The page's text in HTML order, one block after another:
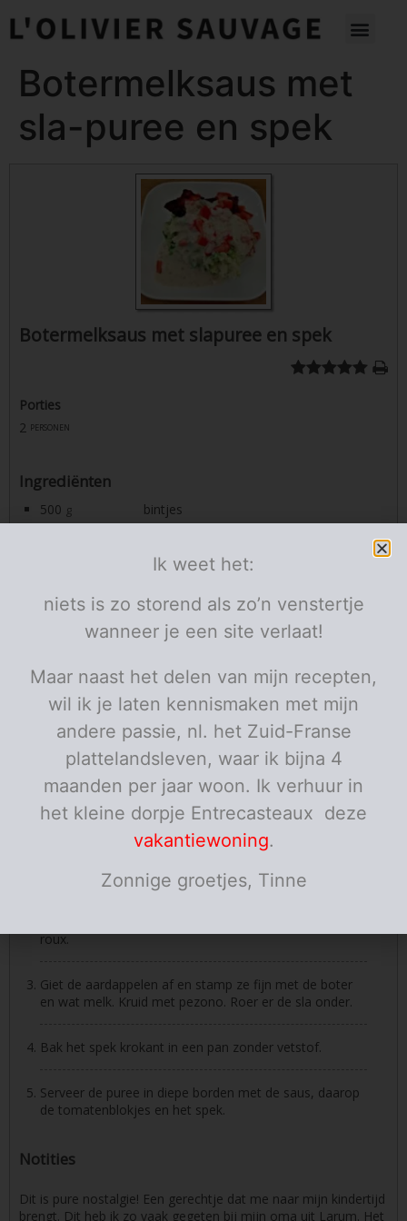
Botermelksaus met
sla-puree en spek
Botermelksaus met slapuree en spek
Porties
2 personen
Ingrediënten
500 g
bintjes
2
boter
melk
2 uien fijn gesneden
botermelk ongezoet karnemelk
4 à 6 krepjes
spek
maizena roux
voor witte sauzen
personen
Instructies
Schil de aardappelen en kook ze gaar in gezouten
water.
Maak de saus: Doe wat boter in een steelpannetje en
laat smelten. Bruin hier de ui in. De ui mag zeer bruin
zijn, maar niet zwart. Giet hierop de botermelk en laat
roux.
Giet de aardappelen af en stamp ze fijn met de boter
en wat melk. Kruid met pezono. Roer er de sla onder.
Bak het spek krokant in een pan zonder vetstof.
Serveer de puree in diepe borden met de saus, daarop
de tomatenblokjes en het spek.
Notities
Dit is pure nostalgie! Een gerechtje dat me naar mijn kindertijd
brengt. Dit heb ik zo vaak gegeten bij mijn oma uit Larum. Het
Ik weet het:
niets is zo storend als zo’n venstertje
wanneer je een site verlaat!
Maar naast het delen van mijn recepten,
wil ik je laten kennismaken met mijn
andere passie, nl. het Zuid-Franse
plattelandsleven, waar ik bijna 4
maanden per jaar woon. Ik verhuur in
het kleine dorpje Entrecasteaux deze
vakantiewoning.
Zonnige groetjes, Tinne